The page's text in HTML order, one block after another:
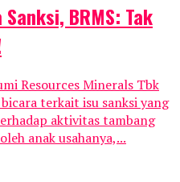
BRMS: Tak
Resources Minerals Tbk
terkait isu sanksi yang
aktivitas tambang
anak usahanya,...